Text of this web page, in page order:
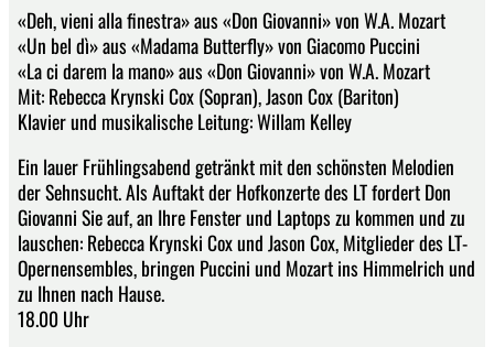
«Deh, vieni alla finestra» aus «Don Giovanni» von W.A. Mozart
«Un bel dì» aus «Madama Butterfly» von Giacomo Puccini
«La ci darem la mano» aus «Don Giovanni» von W.A. Mozart
Mit: Rebecca Krynski Cox (Sopran), Jason Cox (Bariton)
Klavier und musikalische Leitung: Willam Kelley
Ein lauer Frühlingsabend getränkt mit den schönsten Melodien
der Sehnsucht. Als Auftakt der Hofkonzerte des LT fordert Don
Giovanni Sie auf, an Ihre Fenster und Laptops zu kommen und zu
lauschen: Rebecca Krynski Cox und Jason Cox, Mitglieder des LT-
Opernensembles, bringen Puccini und Mozart ins Himmelrich und
zu Ihnen nach Hause.
18.00 Uhr